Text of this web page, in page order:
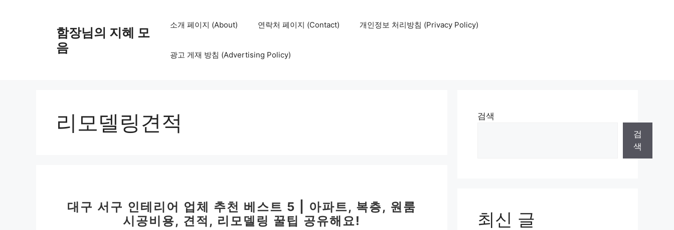
함장님의 지혜 모
음
소개 페이지 (About) 연락처 페이지 (Contact) 개인정보 처리방침 (Privacy Policy)
광고 게재 방침 (Advertising Policy)
리모델링견적
대구 서구 인테리어 업체 추천 베스트 5 | 아파트, 복층, 원룸
시공비용, 견적, 리모델링 꿀팁 공유해요!
검색
검
색
최신 글